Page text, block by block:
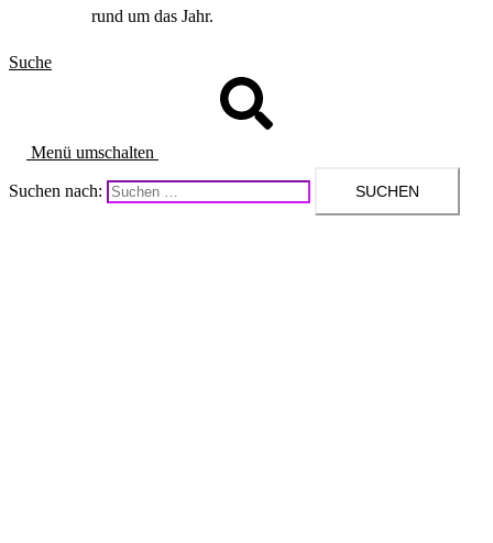
rund um das Jahr.
Suche
Menü umschalten
Suchen nach: